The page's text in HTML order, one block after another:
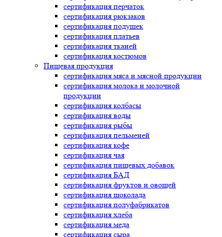
сертификация перчаток
сертификация рюкзаков
сертификация подушек
сертификация платьев
сертификация тканей
сертификация костюмов
Пищевая продукция
сертификация мяса и мясной продукции
сертификация молока и молочной
продукции
сертификация колбасы
сертификация воды
сертификация рыбы
сертификация пельменей
сертификация кофе
сертификация чая
сертификация пищевых добавок
сертификация БАД
сертификация фруктов и овощей
сертификация шоколада
сертификация полуфабрикатов
сертификация хлеба
сертификация меда
сертификация сыра